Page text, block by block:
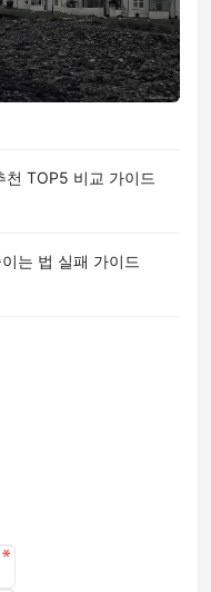
천 TOP5 비교 가이드
는 법 실패 가이드